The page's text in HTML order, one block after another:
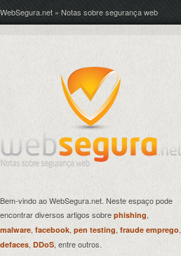
WebSegura.net » Notas sobre segurança web
Bem-vindo ao WebSegura.net. Neste espaço pode
encontrar diversos artigos sobre phishing,
malware, facebook, pen testing fraude emprego,
defaces, DDoS, entre outros.